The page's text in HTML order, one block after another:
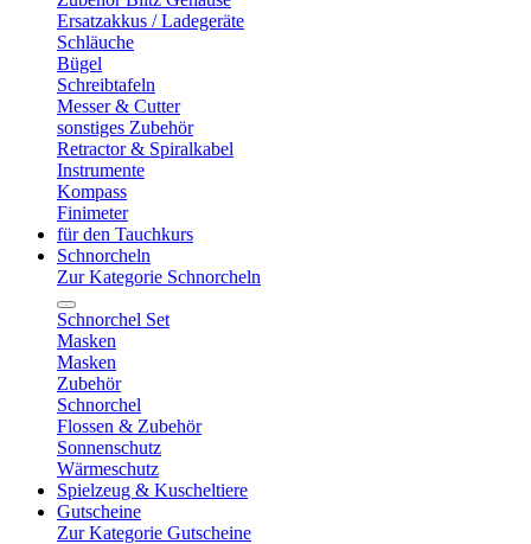
Ersatzakkus / Ladegeräte
Schläuche
Bügel
Schreibtafeln
Messer & Cutter
sonstiges Zubehör
Retractor & Spiralkabel
Instrumente
Kompass
Finimeter
für den Tauchkurs
Schnorcheln
Zur Kategorie Schnorcheln
Schnorchel Set
Masken
Masken
Zubehör
Schnorchel
Flossen & Zubehör
Sonnenschutz
Wärmeschutz
Spielzeug & Kuscheltiere
Gutscheine
Zur Kategorie Gutscheine